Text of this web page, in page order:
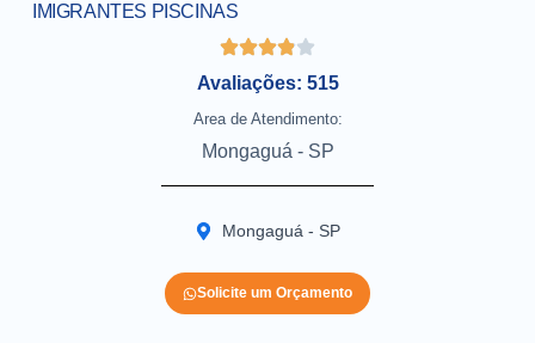
IMIGRANTES PISCINAS
Avaliações: 515
Area de Atendimento:
Mongaguá - SP
Mongaguá - SP
Solicite um Orçamento